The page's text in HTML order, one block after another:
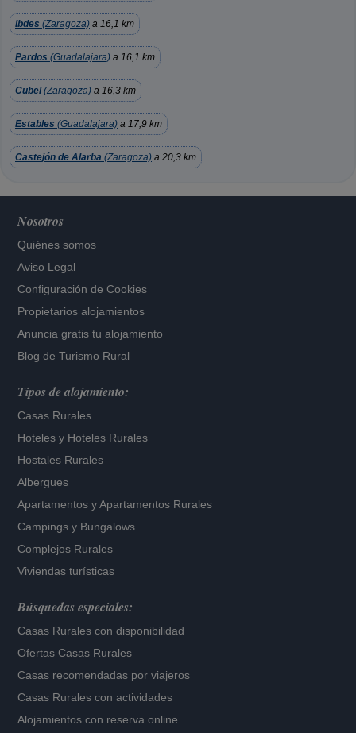
Ibdes (Zaragoza) a 16,1 km
Pardos (Guadalajara) a 16,1 km
Cubel(Zaragoza) a 16,3 km
Estables (Guadalajara) a 17,9 km
Castejón de Alarba (Zaragoza) a 20,3 km
Nosotros
Quiénes somos
Aviso Legal
Configuración de Cookies
Propietarios alojamientos
Anuncia gratis tu alojamiento
Blog de Turismo Rural
Tipos de alojamiento:
Casas Rurales
Hoteles y Hoteles Rurales
Hostales Rurales
Albergues
Apartamentos yApartamentos Rurales
Campings y Bungalows
Complejos Rurales
Viviendas turísticas
Búsquedas especiales:
Casas Rurales con disponibilidad
Ofertas Casas Rurales
Casas recomendadas por viajeros
Casas Rurales con actividades
Alojamientos con reserva online